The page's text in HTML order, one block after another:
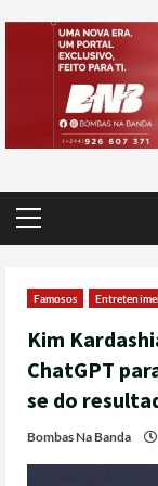
Famosos
Kim
ChatGPT
se do
Bombas Na Banda